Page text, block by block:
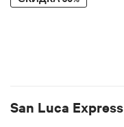
San Luca Express